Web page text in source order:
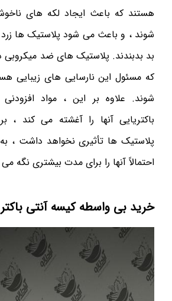
هستند که باعث ایجاد لکه های
شوند ، و باعث می شود پلاستیک ها
بد بدبندند. پلاستیک های ضد میکروبی
که مسئول این نارسایی های زیبایی
شوند. علاوه بر این ، مواد
باکتریایی آنها را آغشته می کند ،
پلاستیک ها تأثیری نخواهد داشت ،
احتمالاً آنها را برای مدت بیشتری نگه می
خرید بی واسطه کیسه آنتی